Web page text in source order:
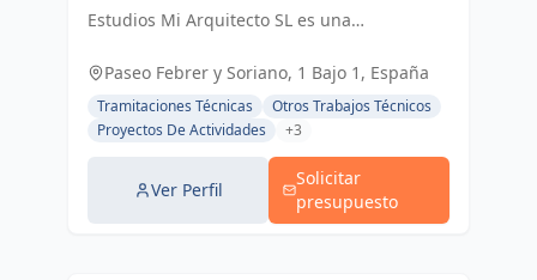
ARQUITECTO SL
Estudios Mi Arquitecto SL es una
fundada en 2019, que ofrece
servicios accesibles y
personalizados en el ámbito de la
arquitectura, con...
Paseo Febrer y Soriano, 1 Bajo 1, España
Tramitaciones Técnicas
Otros Trabajos Técnicos
Proyectos De Actividades
+3
Ver Perfil
Solicitar
presupuesto